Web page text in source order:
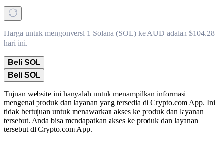
Harga untuk mengonversi 1 Solana (SOL) ke AUD adalah $104.28
hari ini.
Beli SOL
Beli SOL
Tujuan website ini hanyalah untuk menampilkan informasi
mengenai produk dan layanan yang tersedia di Crypto.com App. Ini
tidak bertujuan untuk menawarkan akses ke produk dan layanan
tersebut. Anda bisa mendapatkan akses ke produk dan layanan
tersebut di Crypto.com App.